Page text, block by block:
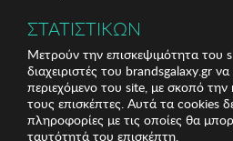
ΣΤΑΤΙΣΤΙΚΩΝ
Μετρούν την επισκεψιμότητα του
διαχειριστές του brandsgalaxy.gr
περιεχόμενο του site, με σκοπό την
τους επισκέπτες. Αυτά τα cookies
πληροφορίες με τις οποίες θα
ταυτότητά του επισκέπτη.